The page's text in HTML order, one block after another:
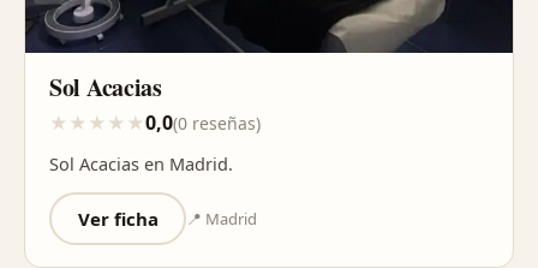
Sol Acacias
★ ★ ★ ★ ★0,0(0 reseñas)
Sol Acacias en Madrid.
Ver ficha 📍 Madrid